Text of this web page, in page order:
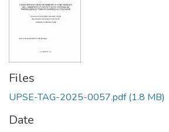
Files
UPSE-TAG-2025-0057.pdf(1.8 MB)
Date